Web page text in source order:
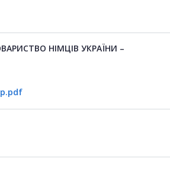
НІМЦІВ УКРАЇНИ –